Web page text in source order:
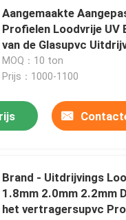
Aangemaakte
Profielen Loodvrije UV
van de Glasupvc
MOQ：10 ton
Prijs：1000-1100
Brand - Uitdrijvings
1.8mm 2.0mm 2.2mm
het vertragersupvc